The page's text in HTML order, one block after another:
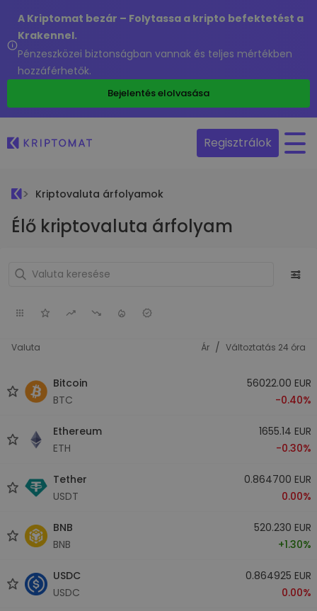
A Kriptomat bezár – Folytassa a kripto befektetést a
Krakennel.
Pénzeszközei biztonságban vannak és teljes mértékben
hozzáférhetők.
Bejelentés elolvasása
Regisztrálok
Kriptovaluta árfolyamok
Élő kriptovaluta árfolyam
Valuta Ár / Változtatás 24 óra
Bitcoin
BTC
56022.00 EUR
-0.40%
Ethereum
ETH
1655.14 EUR
-0.30%
Tether
USDT
0.864700 EUR
0.00%
BNB
BNB
520.230 EUR
+1.30%
USDC
USDC
0.864925 EUR
0.00%